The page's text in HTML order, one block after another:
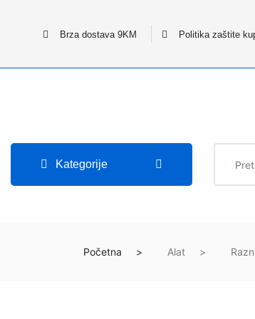
Brza dostava 9KM Politika zaštite
Kategorije
Početna Alat